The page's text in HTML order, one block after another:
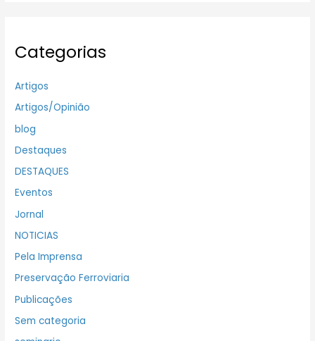
Categorias
Artigos
Artigos/Opinião
blog
Destaques
DESTAQUES
Eventos
Jornal
NOTICIAS
Pela Imprensa
Preservação Ferroviaria
Publicações
Sem categoria